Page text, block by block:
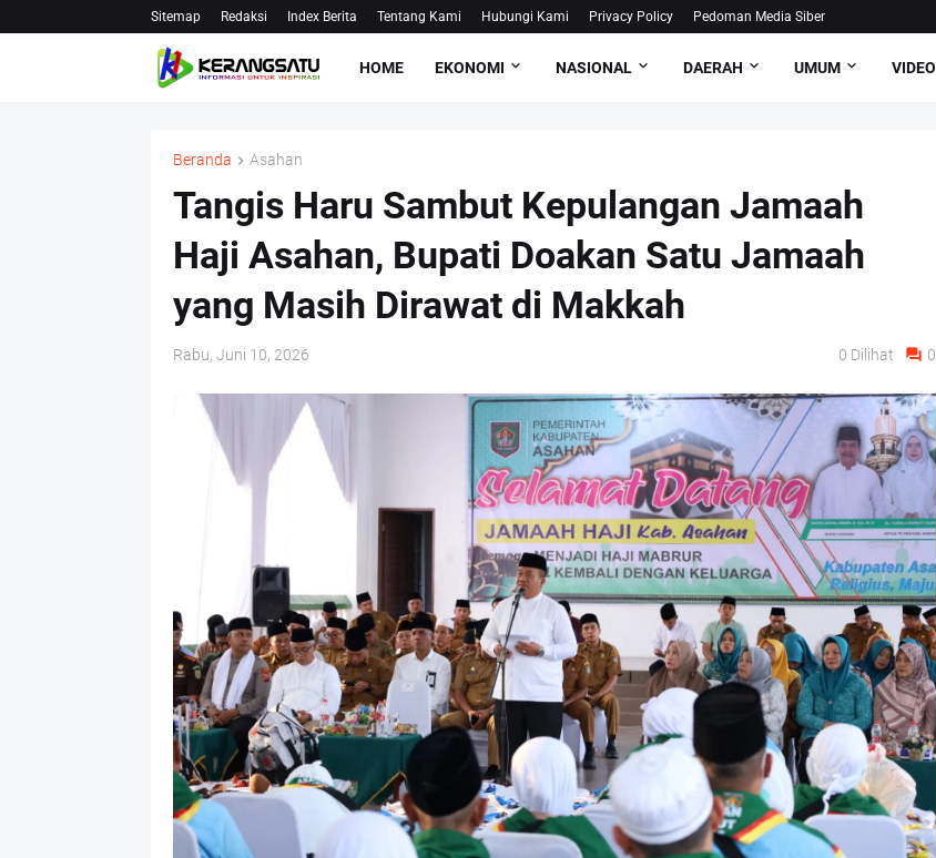
Sitemap Redaksi Index Berita Tentang Kami Hubungi Kami Privacy Policy Pedoman Media Siber
HOME EKONOMI NASIONAL DAERAH UMUM VIDEO
Beranda Asahan
Tangis Haru Sambut Kepulangan Jamaah
Haji Asahan, Bupati Doakan Satu Jamaah
yang Masih Dirawat di Makkah
Rabu, Juni 10, 2026 0 Dilihat 0